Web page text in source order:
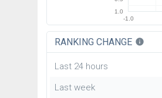
-1.0
1.0
RANKING CHANGE info
Last 24 hours
Last week